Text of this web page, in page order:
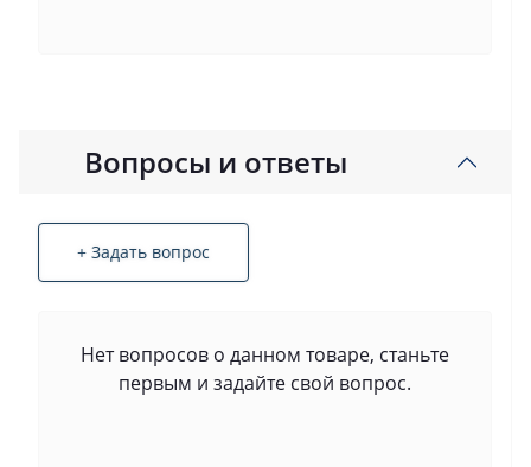
Вопросы и ответы
+ Задать вопрос
Нет вопросов о данном товаре, станьте
первым и задайте свой вопрос.